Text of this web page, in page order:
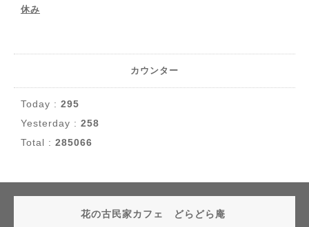
休み
カウンター
Today : 295
Yesterday : 258
Total : 285066
花の古民家カフェ どらどら庵